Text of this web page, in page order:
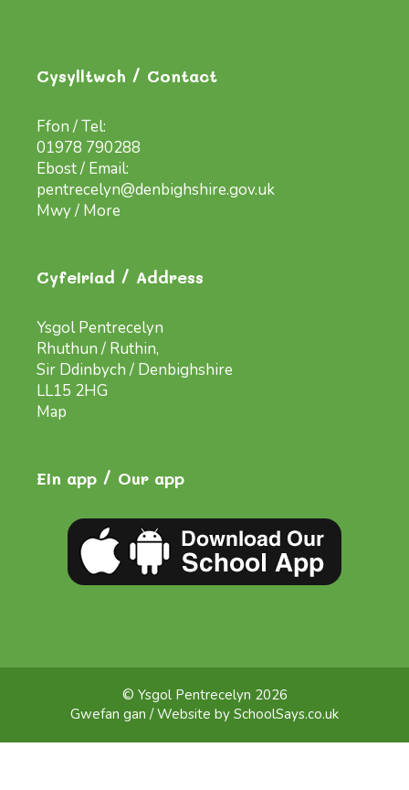
Cysylltwch / Contact
Ffon / Tel:
01978 790288
Ebost / Email:
pentrecelyn@denbighshire.gov.uk
Mwy / More
Cyfeiriad / Address
Ysgol Pentrecelyn
Rhuthun / Ruthin,
Sir Ddinbych / Denbighshire
LL15 2HG
Map
Ein app / Our app
© Ysgol Pentrecelyn 2026
Gwefan gan / Website by SchoolSays.co.uk